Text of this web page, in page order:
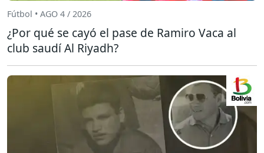
Fútbol • AGO 4 / 2026
¿Por qué se cayó el pase de Ramiro Vaca al
club saudí Al Riyadh?